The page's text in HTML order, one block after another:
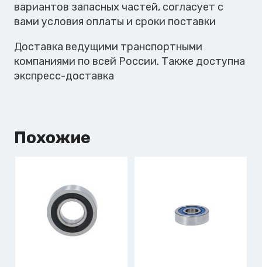
вариантов запасных частей, согласует с
вами условия оплаты и сроки поставки
Доставка ведущими транспортными
компаниями по всей России. Также доступна
экспресс-доставка
Похожие